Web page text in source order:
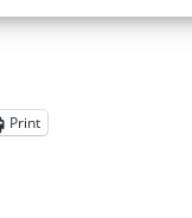
Print